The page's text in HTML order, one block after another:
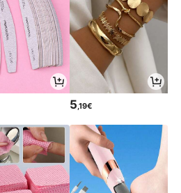
5,19€